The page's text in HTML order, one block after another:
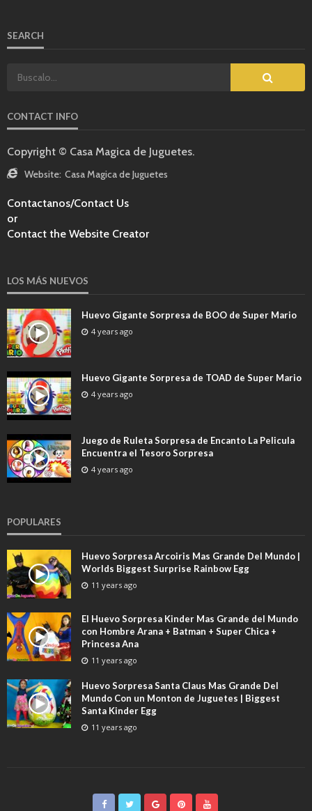
SEARCH
CONTACT INFO
Copyright © Casa Magica de Juguetes.
Website: Casa Magica de Juguetes
Contactanos/Contact Us
or
Contact the Website Creator
LOS MÁS NUEVOS
Huevo Gigante Sorpresa de BOO de Super Mario
4 years ago
Huevo Gigante Sorpresa de TOAD de Super Mario
4 years ago
Juego de Ruleta Sorpresa de Encanto La Pelicula
Encuentra el Tesoro Sorpresa
4 years ago
POPULARES
Huevo Sorpresa Arcoiris Mas Grande Del Mundo |
Worlds Biggest Surprise Rainbow Egg
11 years ago
El Huevo Sorpresa Kinder Mas Grande del Mundo
con Hombre Arana + Batman + Super Chica +
Princesa Ana
11 years ago
Huevo Sorpresa Santa Claus Mas Grande Del
Mundo Con un Monton de Juguetes | Biggest
Santa Kinder Egg
11 years ago